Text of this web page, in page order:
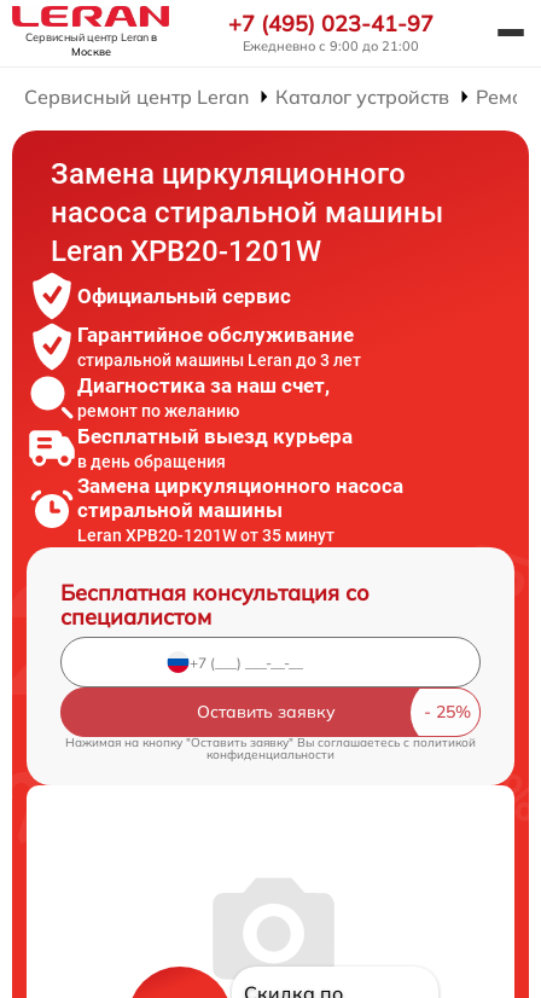
Сервисный центр Leranв
Москве
+7 (495) 023-41-97
Ежедневно с 9:00 до 21:00
Сервисный центр Leran Каталог устройств
Замена циркуляционного
насоса стиральной машины
Leran XPB20-1201W
Официальный сервис
Гарантийное обслуживание
стиральной машины Leran до 3 лет
Диагностика за наш счет,
ремонт по желанию
Бесплатный выезд курьера
в день обращения
Замена циркуляционного насоса
стиральной машины
Leran XPB20-1201W от 35 минут
Бесплатная консультация со
специалистом
Оставить заявку
Нажимая на кнопку "Оставить заявку" Вы соглашаетесь c политикой
конфиденциальности